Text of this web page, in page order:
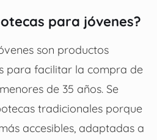
para jóvenes?
son productos
para facilitar la compra de
de 35 años. Se
tradicionales porque
accesibles, adaptadas a